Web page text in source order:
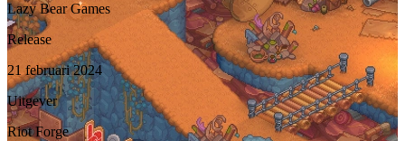
Lazy Bear Games
Release
21 februari 2024
Uitgever
Riot Forge